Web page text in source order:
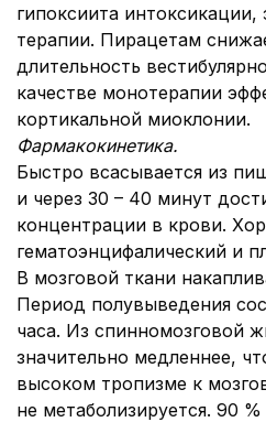
гипоксиита интоксикации,
терапии. Пирацетам
длительность
качестве монотерапии
кортикальной миоклонии.
Фармакокинетика.
Быстро всасывается из
и через 30 – 40 минут
концентрации в крови.
гематоэнцифалический и
В мозговой ткани
Период полувыведения
часа. Из спинномозговой
значительно медленнее,
высоком тропизме к
не метаболизируется. 90